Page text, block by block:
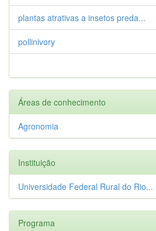
plantas atrativas a insetos preda...
pollinivory
Áreas de conhecimento
Agronomia
Instituição
Universidade Federal Rural do Rio...
Programa